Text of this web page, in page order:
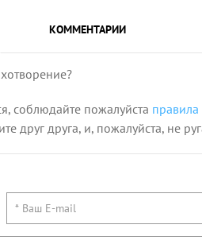
КОММЕНТАРИИ
соблюдайте пожалуйста правила
друг друга, и, пожалуйста, не